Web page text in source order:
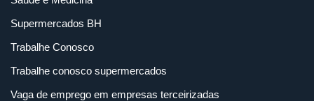
Supermercados BH
Trabalhe Conosco
Trabalhe conosco supermercados
Vaga de emprego em empresas terceirizadas